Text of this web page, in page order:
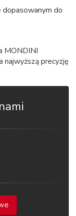
dopasowanym do
MONDINI
najwyższą precyzję